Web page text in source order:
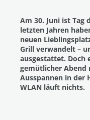
Am 30. Juni ist Tag
letzten Jahren
neuen
Grill verwandelt ­­–
ausgestattet. Doch
gemütlicher Abend
Ausspannen in der
WLAN läuft nichts.